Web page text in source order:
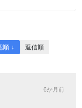
順 ↓
返信順
6か月前